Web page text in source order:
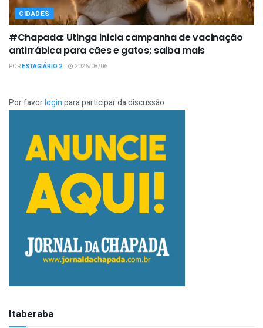
CIDADES
#Chapada: Utinga inicia campanha de vacinação
antirrábica para cães e gatos; saiba mais
PORESTAGIÁRIO 2 2026/08/06
Por favorloginpara participar da discussão
Itaberaba